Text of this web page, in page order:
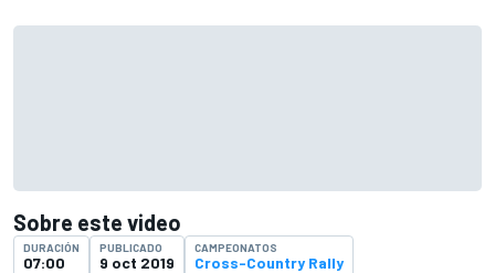
Sobre este video
DURACIÓN
07:00
PUBLICADO
9 oct 2019
CAMPEONATOS
Cross-Country Rally